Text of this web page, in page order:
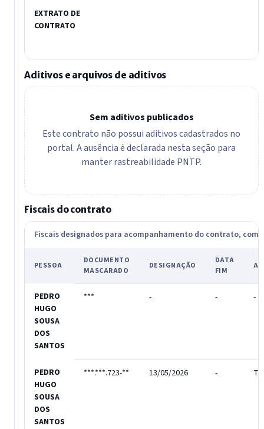
EXTRATO DE
CONTRATO
Aditivos e arquivos de aditivos
Sem aditivos publicados
Este contrato não possui aditivos cadastrados no
portal. A ausência é declarada nesta seção para
manter rastreabilidade PNTP.
Fiscais do contrato
Fiscais designados para acompanhamento do contrato, com
PESSOA
DOCUMENTO
MASCARADO
DESIGNAÇÃO
DATA
FIM
PEDRO
HUGO
SOUSA
DOS
SANTOS
*** - - -
PEDRO
HUGO
SOUSA
DOS
SANTOS
***.***.723-** 13/05/2026 -